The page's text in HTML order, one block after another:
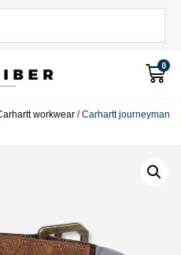
0
workwear / Carhartt journeyman